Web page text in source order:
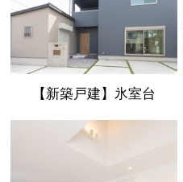
【新築戸建】氷室台